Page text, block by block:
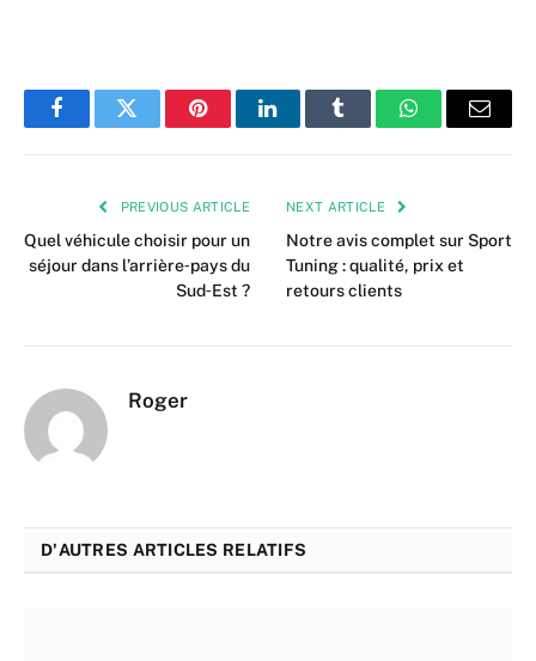
FacebookTwitter PinterestLinkedInTumblr WhatsAppEmail
PREVIOUS ARTICLE
Quel véhicule choisir pour un
séjour dans l’arrière‑pays du
Sud‑Est ?
NEXT ARTICLE
Notre avis complet sur Sport
Tuning : qualité, prix et
retours clients
Roger
D'AUTRES ARTICLES RELATIFS